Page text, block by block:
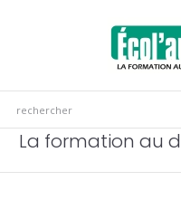
La formation au